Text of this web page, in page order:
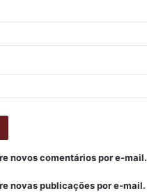
novos comentários por e-mail.
novas publicações por e-mail.